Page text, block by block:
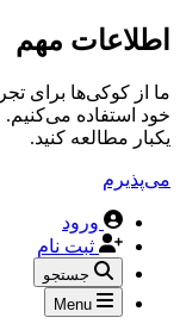
اطلاعات مهم
ما از کوکی‌ها برای
خود استفاده می‌کنیم.
یکبار مطالعه کنید.
می‌پذیرم
ورود
ثبت نام
جستجو
Menu